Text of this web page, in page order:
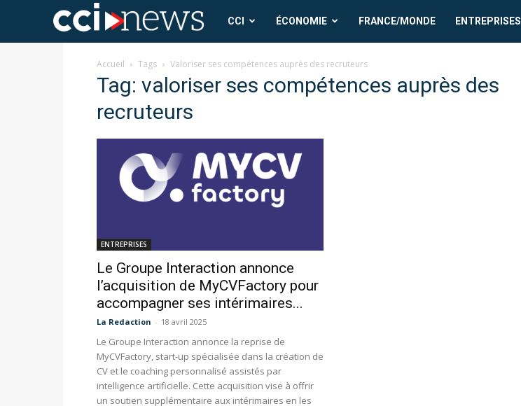
CCI
News
CCI ÉCONOMIE FRANCE/MONDE ENTREPRISES
Accueil Tags Valoriser ses compétences auprès des recruteurs
Tag: valoriser ses compétences auprès des
recruteurs
ENTREPRISES
Le Groupe Interaction annonce
l’acquisition de MyCVFactory pour
accompagner ses intérimaires...
La Redaction - 18 avril 2025
Le Groupe Interaction annonce la reprise de
MyCVFactory, start-up spécialisée dans la création de
CV et le coaching personnalisé assistés par
intelligence artificielle. Cette acquisition vise à offrir
un soutien supplémentaire aux intérimaires en les